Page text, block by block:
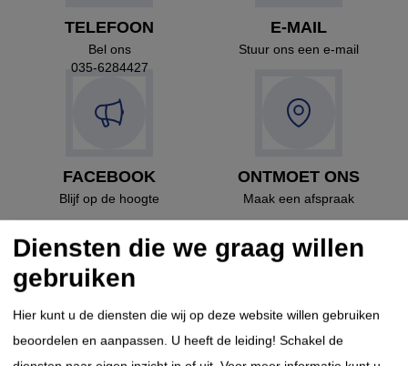
TELEFOON
Bel ons
035-6284427
E-MAIL
Stuur ons een e-mail
FACEBOOK
Blijf op de hoogte
ONTMOET ONS
Maak een afspraak
Thematisch Brazilië
Duiken & Snorkelen in Brazilie
Kitesurfen in Brazilie
Surfen in Brazilie
Amazone Cruise Brazilie
Autorondreis Brazilie
Avontuurlijk Brazilie
Diensten die we graag willen
gebruiken
Hier kunt u de diensten die wij op deze website willen gebruiken
beoordelen en aanpassen. U heeft de leiding! Schakel de